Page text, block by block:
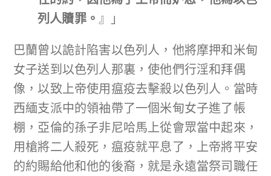
列人贖罪。 』」
巴蘭曾以詭計陷害以色列人，他將摩押和米甸
女子送到以色列人那裏，使他們行淫和拜偶
像，以致上帝使用瘟疫去擊殺以色列人。當時
西緬支派中的領袖帶了一個米甸女子進了帳
棚，亞倫的孫子非尼哈馬上從會眾當中起來，
用槍將二人殺死，瘟疫就平息了，上帝將平安
的約賜給他和他的後裔，就是永遠當祭司職任